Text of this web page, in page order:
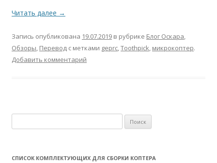
Читать далее →
Запись опубликована 19.07.2019 в рубрике Блог Оскара,
Обзоры, Перевод с метками geprc,Toothpick, микрокоптер.
Добавить комментарий
а
т
СПИСОК КОМПЛЕКТУЮЩИХ ДЛЯ СБОРКИ КОПТЕРА